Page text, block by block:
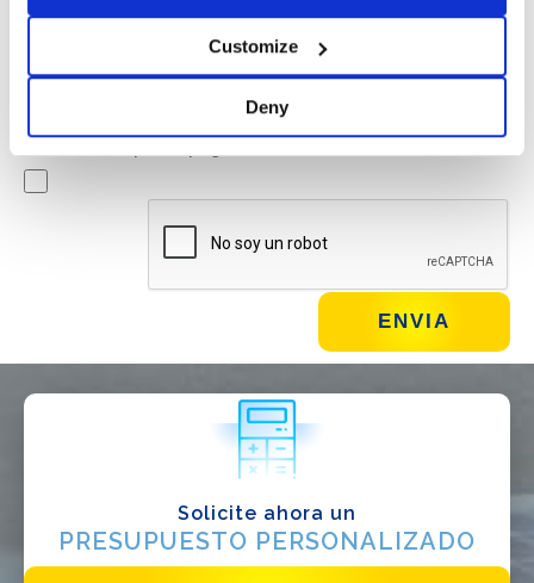
Customize
Deny
sobre productos y servicios por Basic S.B.R.L. mediante
momento haciendo clic en el enlace correspondiente
Solicite ahora un
PRESUPUESTO PERSONALIZADO
Instalador
Diseñador
EPC